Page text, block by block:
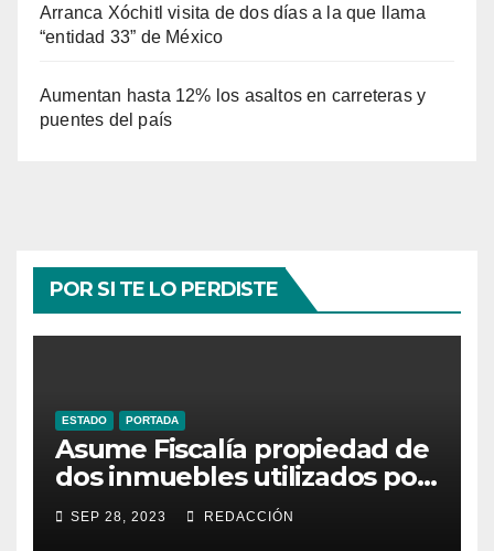
Arranca Xóchitl visita de dos días a la que llama
“entidad 33” de México
Aumentan hasta 12% los asaltos en carreteras y
puentes del país
POR SI TE LO PERDISTE
ESTADO PORTADA
Asume Fiscalía propiedad de
dos inmuebles utilizados por
la delincuencia
SEP 28, 2023 REDACCIÓN